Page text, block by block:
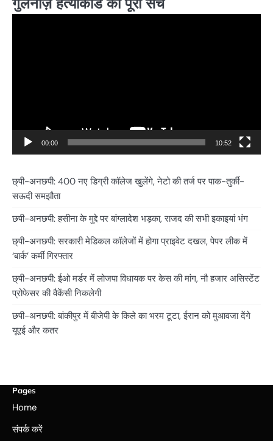
00:00 10:52
छ्पी-अनछपी: 400 नए डिग्री कॉलेज खुलेंगे, नेटो की तर्ज पर पाक-तुर्की-
सऊदी समझौता
छपी-अनछपी: हसीना के मुद्दे पर बांग्लादेश भड़का, राजद की सभी इकाइयां भंग
छ्पी-अनछपी: सरकारी मेडिकल कॉलेजों में होगा प्राइवेट दखल, पेपर लीक में
‘बार्क’ कर्मी गिरफ्तार
छ्पी-अनछपी: ईओ मर्डर में लोजपा विधायक पर केस की मांग, नौ हजार असिस्टेंट
प्रोफेसर की वैकेंसी निकलेगी
छपी-अनछपी: बांकीपुर में बीजेपी के किले का भरम टूटा, ईरान को मुआवजा देंगे
यूएई और कतर
Pages
Home
संपर्क करें